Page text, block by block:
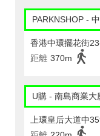
PARKNSHOP -
香港中環擺花街
距離 370m
U購 - 南島商業大
上環皇后大道中